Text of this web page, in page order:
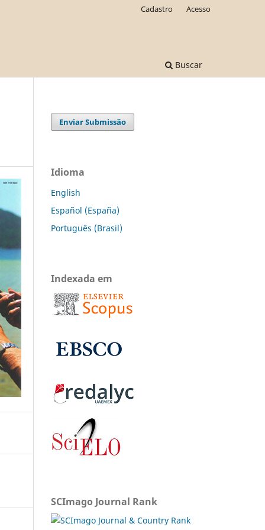
Buscar
Cadastro Acesso
Enviar Submissão
Idioma
English
Español (España)
Português (Brasil)
Indexada em
SCImago Journal Rank